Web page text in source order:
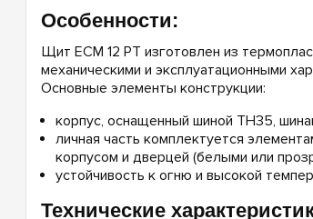
Особенности:
Щит ECM 12 PT изготовлен из
механическими и эксплуатационными
Основные элементы конструкции:
корпус, оснащенный шиной TH35,
личная часть комплектуется
корпусом и дверцей (белыми или
устойчивость к огню и высокой
Технические